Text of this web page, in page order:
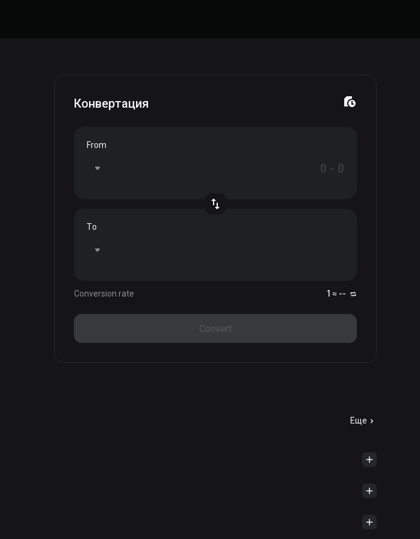
Конвертация
From
To
Conversion rate 1 ≈ --
Convert
Еще